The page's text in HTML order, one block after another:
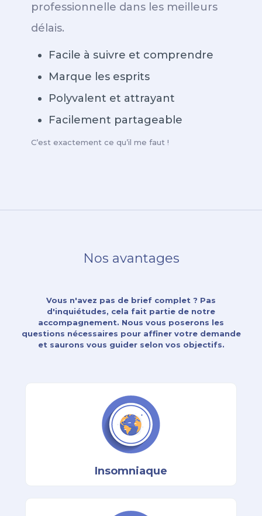
professionnelle dans les meilleurs
délais.
Facile à suivre et comprendre
Marque les esprits
Polyvalent et attrayant
Facilement partageable
C’est exactement ce qu’il me faut !
Nos avantages
Vous n'avez pas de brief complet ? Pas
d'inquiétudes, cela fait partie de notre
accompagnement. Nous vous poserons les
questions nécessaires pour affiner votre demande
et saurons vous guider selon vos objectifs.
Insomniaque